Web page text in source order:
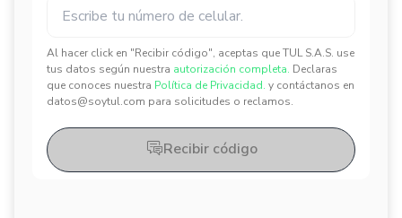
Al hacer click en "Recibir código", aceptas que TUL S.A.S. use
tus datos según nuestra autorización completa. Declaras
que conoces nuestra Política de Privacidad. y contáctanos en
datos@soytul.com para solicitudes o reclamos.
Recibir código